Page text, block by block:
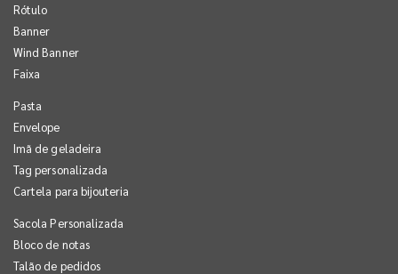
Rótulo
Banner
Wind Banner
Faixa
Pasta
Envelope
Imã de geladeira
Tag personalizada
Cartela para bijouteria
Sacola Personalizada
Bloco de notas
Talão de pedidos